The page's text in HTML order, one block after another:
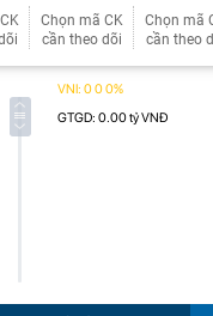
Chọn mã CK
cần theo dõi
Chọn mã
cần theo